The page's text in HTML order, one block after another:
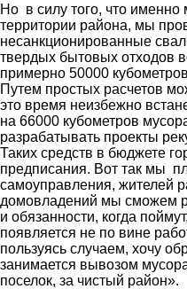
Но в силу того, что именно
территории района, мы
несанкционированные
твердых бытовых отходов
примерно 50000
Путем простых расчетов
это время неизбежно
на 66000 кубометров
разрабатывать проекты
Таких средств в бюджете
предписания. Вот так мы
самоуправления, жителей
домовладений мы сможем
и обязанности, когда
появляется не по вине
пользуясь случаем, хочу
занимается вывозом
поселок, за чистый район».